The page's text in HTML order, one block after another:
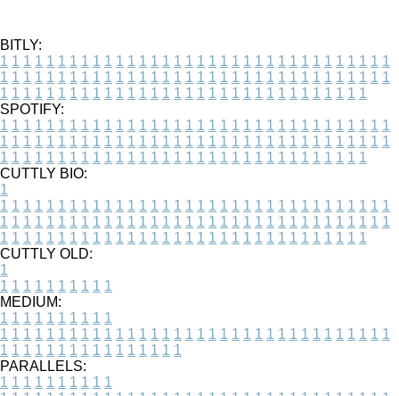
BITLY:
1 1 1 1 1 1 1 1 1 1 1 1 1 1 1 1 1 1 1 1 1 1 1 1 1 1 1 1 1 1 1 1 1 1
1 1 1 1 1 1 1 1 1 1 1 1 1 1 1 1 1 1 1 1 1 1 1 1 1 1 1 1 1 1 1 1 1 1
1 1 1 1 1 1 1 1 1 1 1 1 1 1 1 1 1 1 1 1 1 1 1 1 1 1 1 1 1 1 1 1
SPOTIFY:
1 1 1 1 1 1 1 1 1 1 1 1 1 1 1 1 1 1 1 1 1 1 1 1 1 1 1 1 1 1 1 1 1 1
1 1 1 1 1 1 1 1 1 1 1 1 1 1 1 1 1 1 1 1 1 1 1 1 1 1 1 1 1 1 1 1 1 1
1 1 1 1 1 1 1 1 1 1 1 1 1 1 1 1 1 1 1 1 1 1 1 1 1 1 1 1 1 1 1 1
CUTTLY BIO:
1
1 1 1 1 1 1 1 1 1 1 1 1 1 1 1 1 1 1 1 1 1 1 1 1 1 1 1 1 1 1 1 1 1 1
1 1 1 1 1 1 1 1 1 1 1 1 1 1 1 1 1 1 1 1 1 1 1 1 1 1 1 1 1 1 1 1 1 1
1 1 1 1 1 1 1 1 1 1 1 1 1 1 1 1 1 1 1 1 1 1 1 1 1 1 1 1 1 1 1 1
CUTTLY OLD:
1
1 1 1 1 1 1 1 1 1 1
MEDIUM:
1 1 1 1 1 1 1 1 1 1
1 1 1 1 1 1 1 1 1 1 1 1 1 1 1 1 1 1 1 1 1 1 1 1 1 1 1 1 1 1 1 1 1 1
1 1 1 1 1 1 1 1 1 1 1 1 1 1 1 1
PARALLELS:
1 1 1 1 1 1 1 1 1 1